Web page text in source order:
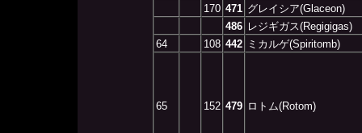
170 471 グレイシア(Glaceon)
486 レジギガス(Regigigas)
64
108 442 ミカルゲ(Spiritomb)
65 152 479 ロトム(Rotom)